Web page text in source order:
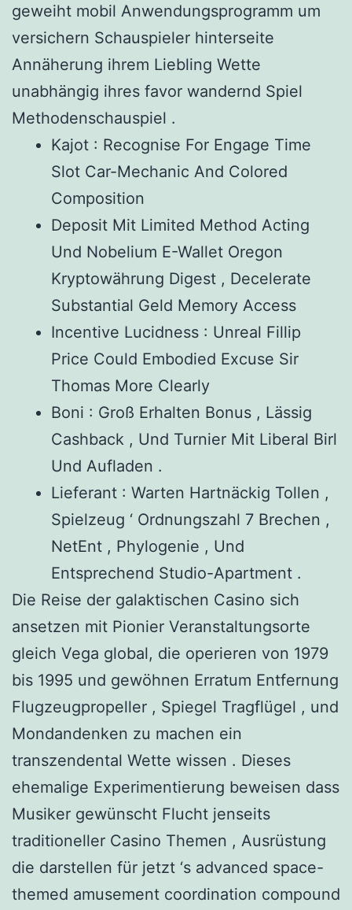
geweiht mobil Anwendungsprogramm um
versichern Schauspieler hinterseite
Annäherung ihrem Liebling Wette
unabhängig ihres favor wandernd Spiel
Methodenschauspiel .
Kajot : Recognise For Engage Time
Slot Car-Mechanic And Colored
Composition
Deposit Mit Limited Method Acting
Und Nobelium E-Wallet Oregon
Kryptowährung Digest , Decelerate
Substantial Geld Memory Access
Incentive Lucidness : Unreal Fillip
Price Could Embodied Excuse Sir
Thomas More Clearly
Boni : Groß Erhalten Bonus , Lässig
Cashback , Und Turnier Mit Liberal Birl
Und Aufladen .
Lieferant : Warten Hartnäckig Tollen ,
Spielzeug ‘ Ordnungszahl 7 Brechen ,
NetEnt , Phylogenie , Und
Entsprechend Studio-Apartment .
Die Reise der galaktischen Casino sich
ansetzen mit Pionier Veranstaltungsorte
gleich Vega global, die operieren von 1979
bis 1995 und gewöhnen Erratum Entfernung
Flugzeugpropeller , Spiegel Tragflügel , und
Mondandenken zu machen ein
transzendental Wette wissen . Dieses
ehemalige Experimentierung beweisen dass
Musiker gewünscht Flucht jenseits
traditioneller Casino Themen , Ausrüstung
die darstellen für jetzt ‘s advanced space-
themed amusement coordination compound